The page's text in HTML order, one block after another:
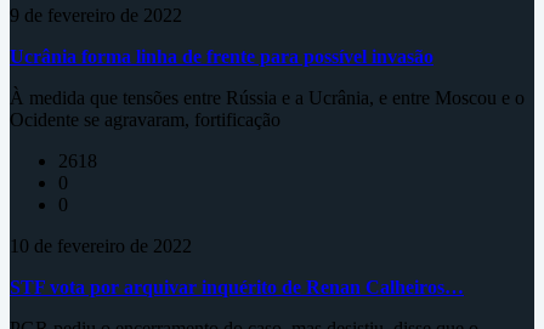
9 de fevereiro de 2022
Ucrânia forma linha de frente para possível invasão
À medida que tensões entre Rússia e a Ucrânia, e entre Moscou e o
Ocidente se agravaram, fortificação
2618
0
0
10 de fevereiro de 2022
STF vota por arquivar inquérito de Renan Calheiros…